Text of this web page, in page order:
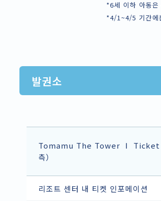
*6세 이하 아동은
*4/1~4/5 기간에
발권소
Tomamu The Tower Ⅰ Ticket
측）
리조트 센터 내 티켓 인포메이션